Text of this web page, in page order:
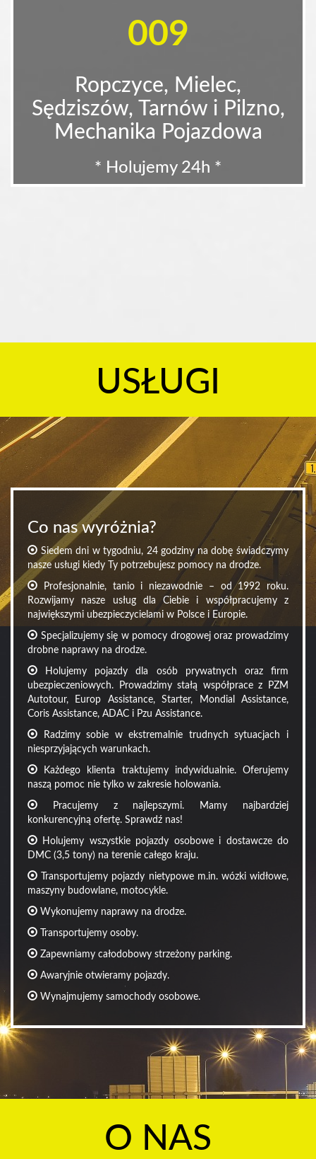
009
Ropczyce, Mielec,
Sędziszów, Tarnów i Pilzno,
Mechanika Pojazdowa
* Holujemy 24h *
USŁUGI
Co nas wyróżnia?
Siedem dni w tygodniu, 24 godziny na dobę świadczymy
nasze usługi kiedy Ty potrzebujesz pomocy na drodze.
Profesjonalnie, tanio i niezawodnie – od 1992 roku.
Rozwijamy nasze usług dla Ciebie i współpracujemy z
największymi ubezpieczycielami w Polsce i Europie.
Specjalizujemy się w pomocy drogowej oraz prowadzimy
drobne naprawy na drodze.
Holujemy pojazdy dla osób prywatnych oraz firm
ubezpieczeniowych. Prowadzimy stałą współprace z PZM
Autotour, Europ Assistance, Starter, Mondial Assistance,
Coris Assistance, ADAC i Pzu Assistance.
Radzimy sobie w ekstremalnie trudnych sytuacjach i
niesprzyjających warunkach.
Każdego klienta traktujemy indywidualnie. Oferujemy
naszą pomoc nie tylko w zakresie holowania.
Pracujemy z najlepszymi. Mamy najbardziej
konkurencyjną ofertę. Sprawdź nas!
Holujemy wszystkie pojazdy osobowe i dostawcze do
DMC (3,5 tony) na terenie całego kraju.
Transportujemy pojazdy nietypowe m.in. wózki widłowe,
maszyny budowlane, motocykle.
Wykonujemy naprawy na drodze.
Transportujemy osoby.
Zapewniamy całodobowy strzeżony parking.
Awaryjnie otwieramy pojazdy.
Wynajmujemy samochody osobowe.
O NAS